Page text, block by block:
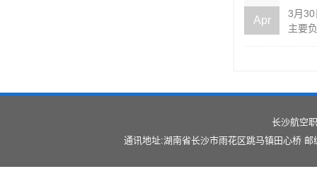
Apr
3月30
主要
长沙航空
通讯地址:湖南省长沙市雨花区跳马镇田心桥